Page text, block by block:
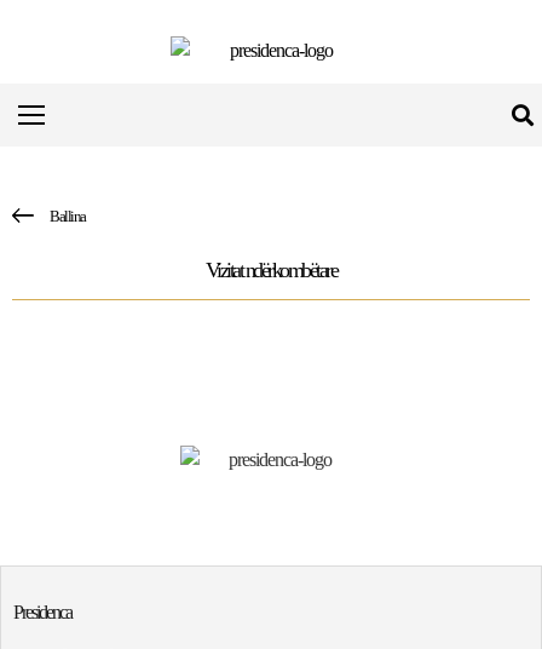
Ballina
Vizitat ndërkombëtare
Presidenca